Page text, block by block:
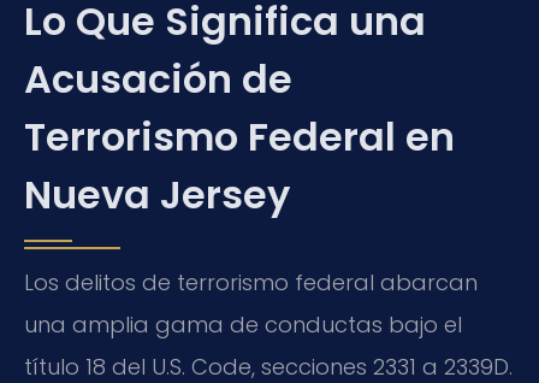
Lo Que Significa una
Acusación de
Terrorismo Federal en
Nueva Jersey
Los delitos de terrorismo federal abarcan
una amplia gama de conductas bajo el
título 18 del U.S. Code, secciones 2331 a 2339D.